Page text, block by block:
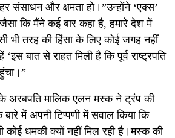
और क्षमता हो।”उन्होंने ‘एक्स’
कि मैंने कई बार कहा है, हमारे देश में
भी तरह की हिंसा के लिए कोई जगह नहीं
बात से राहत मिली है कि पूर्व राष्ट्रपति
के अरबपति मालिक एलन मस्क ने ट्रंप की
में अपनी टिप्पणी में सवाल किया कि
कोई धमकी क्यों नहीं मिल रही है।मस्क की